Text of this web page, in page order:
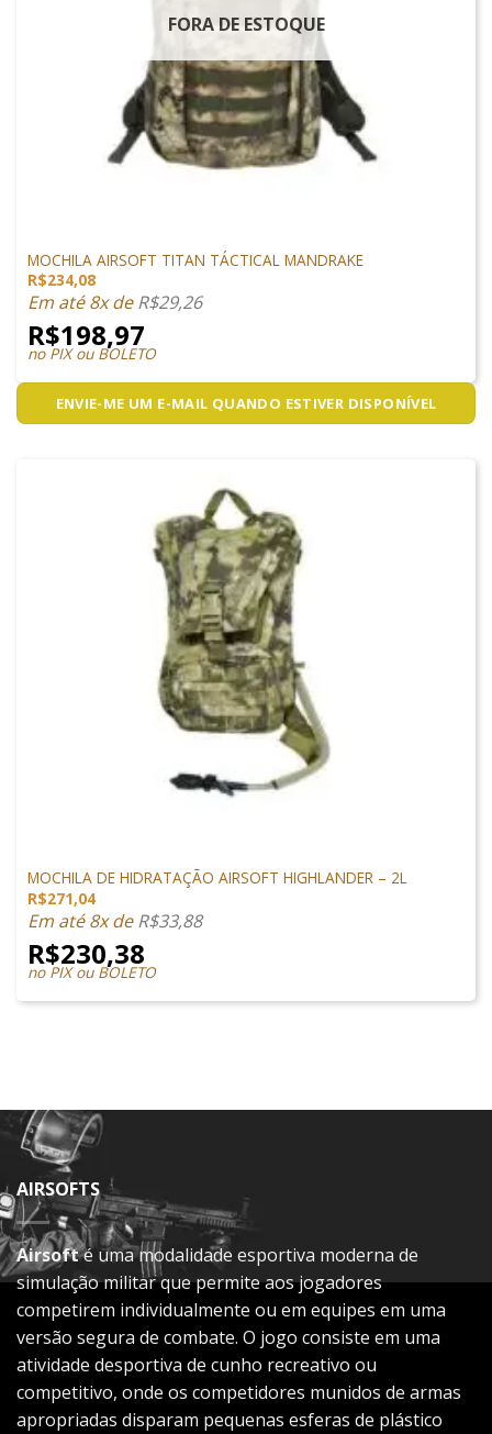
FORA DE ESTOQUE
MOCHILA AIRSOFT TITAN TÁCTICAL MANDRAKE
R$234,08
Em até 8x deR$29,26
R$198,97
no PIX ou BOLETO
ENVIE-ME UM E-MAIL QUANDO ESTIVER DISPONÍVEL
MOCHILA DE HIDRATAÇÃO AIRSOFT HIGHLANDER – 2L
R$271,04
Em até 8x deR$33,88
R$230,38
no PIX ou BOLETO
AIRSOFTS
Airsofté uma modalidade esportiva moderna de
simulação militar que permite aos jogadores
competirem individualmente ou em equipes em uma
versão segura de combate. O jogo consiste em uma
atividade desportiva de cunho recreativo ou
competitivo, onde os competidores munidos de armas
apropriadas disparam pequenas esferas de plástico